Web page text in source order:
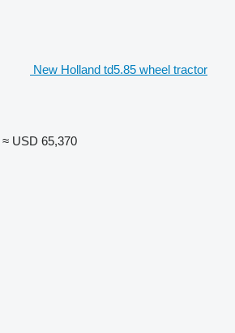
New Holland td5.85 wheel tractor
≈ USD 65,370